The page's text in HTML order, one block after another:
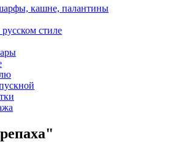
кашне, палантины
стиле